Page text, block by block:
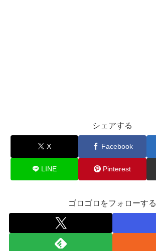
シェアする
X Facebook
LINE Pinterest
ゴロゴロをフォローする